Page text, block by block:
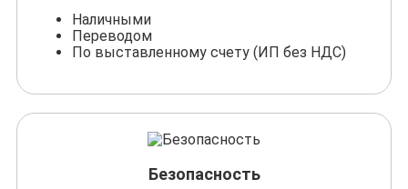
Наличными
Переводом
По выставленному счету (ИП без НДС)
Безопасность